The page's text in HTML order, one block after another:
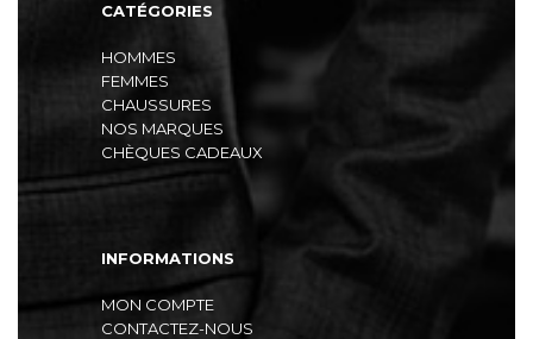
CATÉGORIES
HOMMES
FEMMES
CHAUSSURES
NOS MARQUES
CHÈQUES CADEAUX
INFORMATIONS
MON COMPTE
CONTACTEZ-NOUS